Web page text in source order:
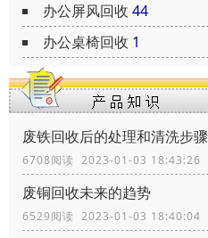
办公屏风回收 44
办公桌椅回收 1
废铁回收后的处理和清洗步骤
6708阅读 2023-01-03 18:43:26
废铜回收未来的趋势
6529阅读 2023-01-03 18:40:04